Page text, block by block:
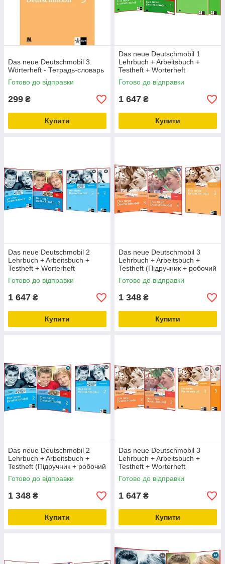
Das neue Deutschmobil 3.
Wörterheft - Тетрадь-словарь
Готово до відправки
299 ₴
Купити
Das neue Deutschmobil 1
Lehrbuch + Arbeitsbuch +
Testheft + Worterheft
(Підручник + робочий зошит +
тести + словник)
Готово до відправки
1 647 ₴
Купити
Das neue Deutschmobil 2
Lehrbuch + Arbeitsbuch +
Testheft + Worterheft
(Підручник + робочий зошит +
тести + словник)
Готово до відправки
1 647 ₴
Купити
Das neue Deutschmobil 3
Lehrbuch + Arbeitsbuch +
Testheft (Підручник + робочий
зошит + тести)
Готово до відправки
1 348 ₴
Купити
Das neue Deutschmobil 2
Lehrbuch + Arbeitsbuch +
Testheft (Підручник + робочий
зошит + тести)
Готово до відправки
1 348 ₴
Купити
Das neue Deutschmobil 3
Lehrbuch + Arbeitsbuch +
Testheft + Worterheft
(Підручник + робочий зошит +
тести + словник)
Готово до відправки
1 647 ₴
Купити